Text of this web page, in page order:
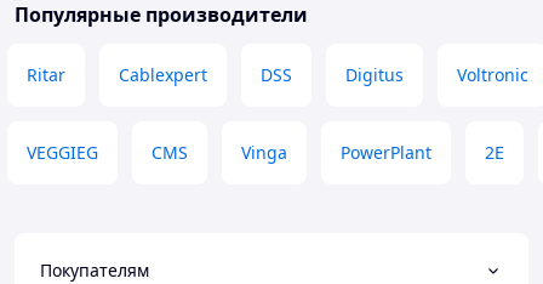
Популярные производители
Ritar Cablexpert DSS Digitus Voltronic
VEGGIEG CMS Vinga PowerPlant 2E
Покупателям